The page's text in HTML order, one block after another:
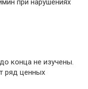
конца не изучены.
ряд ценных